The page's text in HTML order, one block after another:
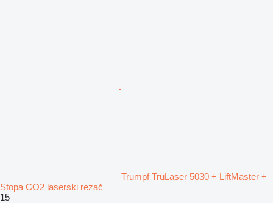
Trumpf TruLaser 5030 + LiftMaster +
Stopa CO2 laserski rezač
15